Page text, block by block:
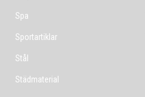
Spa
Sportartiklar
Stål
Städmaterial